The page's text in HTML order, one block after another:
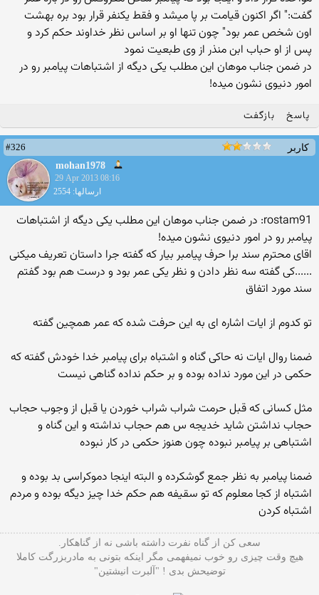
گفت:" اگر اکنون قیامت بر پا میشد و فقط یکنفر قرار بود بره بهشت
اون شخص عمر بود" چون تنها او بر اساس نظر خداوند حکم کرد و
پس از او حباب ابن منذر از وی طبعیت نمود
در ضمن جناب موهان این مطلب یکی دیگه از اشتباهات پیامبر رو در
امور دنیوی نشون میده!
پاسخ بازگفت
کاربر
#326
mohan1978
29 Apr 2013 08:16
ارسالها: 2554
rostam91: در ضمن جناب موهان این مطلب یکی دیگه از اشتباهات
پیامبر رو در امور دنیوی نشون میده!
اقای محترم سند برا حرف پیامبر بیار که گفته جرا داستان تعریف میکنی
......کی گفته سه نظر دادن و نظر یکی عمر بود و درست هم بود گفتم
سند مورد اتفاق
تو کدوم از ایات اشاره ای به این حرفت شده که عمر همچین گفته
ضمنا روال ایات نه حاکی گناه و اشتباه برای پیامبر خدا خودش گفته که
حکمی در این مورد نداده بوده و بر حکم نداده گناهی نیست
مثل کسانی که قبل حرمت شراب شراب خوردن یا قبل از وجوب حجاب
حجاب نداشتن شاید خدیجه س هم حجاب نداشته و این گناه و
اشتباهی بر پیامبر نبوده چون هنوز حکمی در کار نبوده
ضمنا پیامبر به نظر جمع گوشکرده و البته اینجا دموکراسی بد بوده و
اشتباه از کجا معلوم که تو سقیفه هم حکم خدا چیز دیگه بوده و مردم
اشتباه کردن
سعی کن از گناه نفرت داشته باشی نه از گناهکار.
هیچ وقت چیزی رو خوب نمیفهمی مگر اینکه بتونی به مادربزرگت کاملا
توضیحش بدی ! "آلبرت انیشتین"